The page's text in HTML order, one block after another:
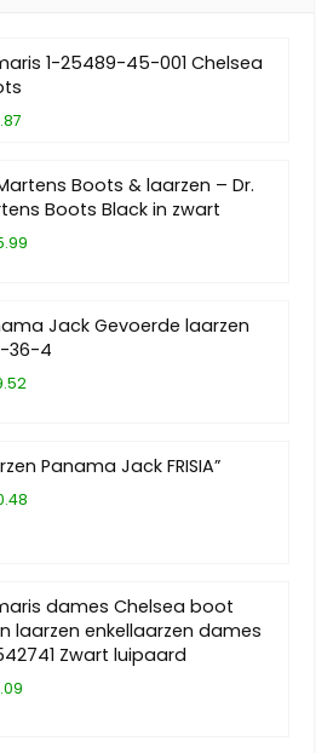
1-25489-45-001 Chelsea
Boots & laarzen – Dr.
Boots Black in zwart
Jack Gevoerde laarzen
36-4
Panama Jack FRISIA”
dames Chelsea boot
laarzen enkellaarzen dames
Zwart luipaard